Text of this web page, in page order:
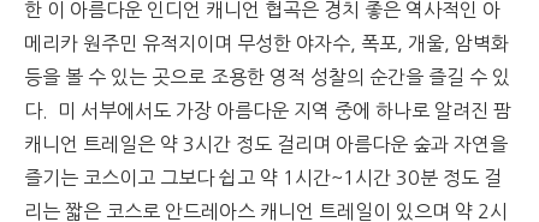
한 이 아름다운 인디언 캐니언 협곡은 경치 좋은 역사적인 아
메리카 원주민 유적지이며 무성한 야자수, 폭포, 개울, 암벽화
등을 볼 수 있는 곳으로 조용한 영적 성찰의 순간을 즐길 수 있
다. 미 서부에서도 가장 아름다운 지역 중에 하나로 알려진 팜
캐니언 트레일은 약 3시간 정도 걸리며 아름다운 숲과 자연을
즐기는 코스이고 그보다 쉽고 약 1시간~1시간 30분 정도 걸
리는 짧은 코스로 안드레아스 캐니언 트레일이 있으며 약 2시